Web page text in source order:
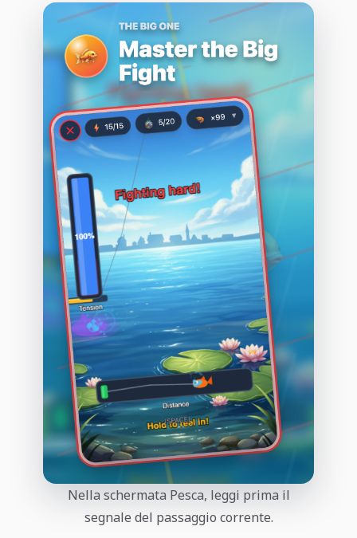
Nella schermata Pesca, leggi prima il
segnale del passaggio corrente.